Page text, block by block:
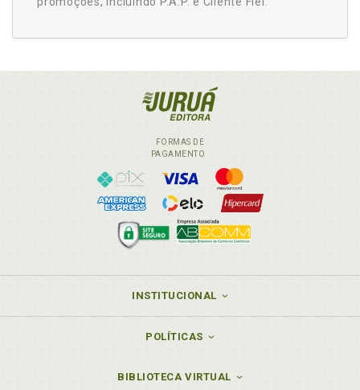
FORMAS DE
PAGAMENTO
INSTITUCIONAL
POLÍTICAS
BIBLIOTECA VIRTUAL